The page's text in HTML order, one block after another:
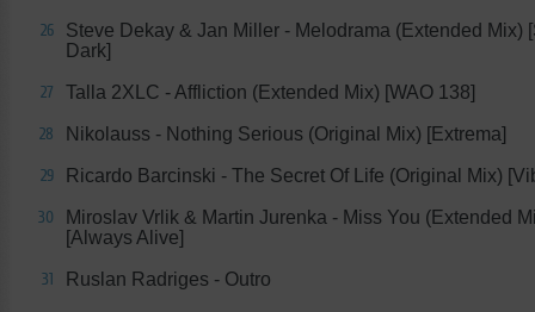
26
Steve Dekay & Jan Miller - Melodrama (Extended Mix)
Dark]
27 Talla 2XLC - Affliction (Extended Mix) [WAO 138]
28 Nikolauss - Nothing Serious (Original Mix) [Extrema]
29 Ricardo Barcinski - The Secret Of Life (Original Mix)
30
Miroslav Vrlik & Martin Jurenka - Miss You (Extended
[Always Alive]
31 Ruslan Radriges - Outro